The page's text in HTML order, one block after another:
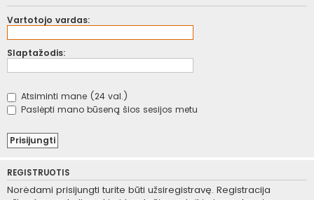
Vartotojo vardas:
Slaptažodis:
Atsiminti mane (24 val.)
Paslėpti mano būseną šios sesijos metu
REGISTRUOTIS
Norėdami prisijungti turite būti užsiregistravę. Registracija